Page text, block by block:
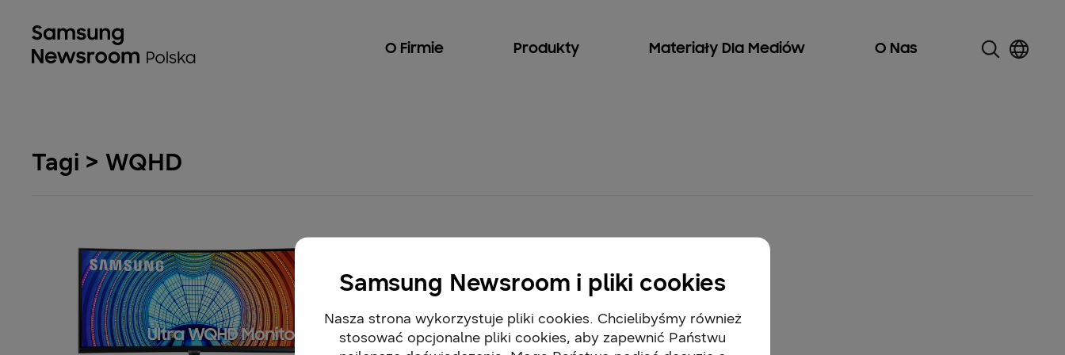
O Firmie Produkty Materiały Dla Mediów O Nas
Tagi > WQHD
Samsung Newsroom i pliki cookies
Nasza strona wykorzystuje pliki cookies. Chcielibyśmy również
stosować opcjonalne pliki cookies, aby zapewnić Państwu